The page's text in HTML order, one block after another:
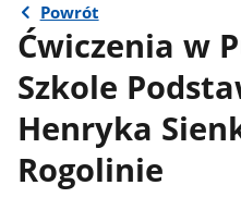
Powrót
Ćwiczenia w
Szkole
Henryka
Rogolinie